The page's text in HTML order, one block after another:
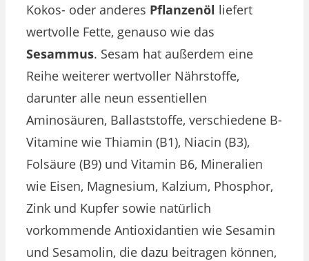
Kokos- oder anderes Pflanzenöl liefert
wertvolle Fette, genauso wie das
Sesammus. Sesam hat außerdem eine
Reihe weiterer wertvoller Nährstoffe,
darunter alle neun essentiellen
Aminosäuren, Ballaststoffe, verschiedene B-
Vitamine wie Thiamin (B1), Niacin (B3),
Folsäure (B9) und Vitamin B6, Mineralien
wie Eisen, Magnesium, Kalzium, Phosphor,
Zink und Kupfer sowie natürlich
vorkommende Antioxidantien wie Sesamin
und Sesamolin, die dazu beitragen können,